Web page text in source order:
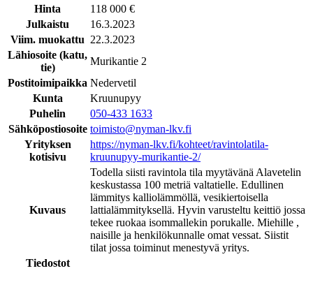
Hinta
118 000 €
Julkaistu
16.3.2023
Viim. muokattu 22.3.2023
Lähiosoite (katu,
tie)
Murikantie 2
Postitoimipaikka Nedervetil
Kunta
Kruunupyy
Puhelin
050-433 1633
Sähköpostiosoite toimisto@nyman-lkv.fi
Yrityksen
kotisivu
https://nyman-lkv.fi/kohteet/ravintolatila-
kruunupyy-murikantie-2/
Kuvaus
Todella siisti ravintola tila myytävänä Alavetelin
keskustassa 100 metriä valtatielle. Edullinen
lämmitys kalliolämmöllä, vesikiertoisella
lattialämmityksellä. Hyvin varusteltu keittiö jossa
tekee ruokaa isommallekin porukalle. Miehille ,
naisille ja henkilökunnalle omat vessat. Siistit
tilat jossa toiminut menestyvä yritys.
Tiedostot